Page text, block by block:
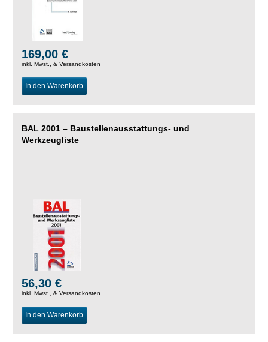
169,00 €
inkl. Mwst., & Versandkosten
In den Warenkorb
BAL 2001 – Baustellenausstattungs- und
Werkzeugliste
56,30 €
inkl. Mwst., & Versandkosten
In den Warenkorb